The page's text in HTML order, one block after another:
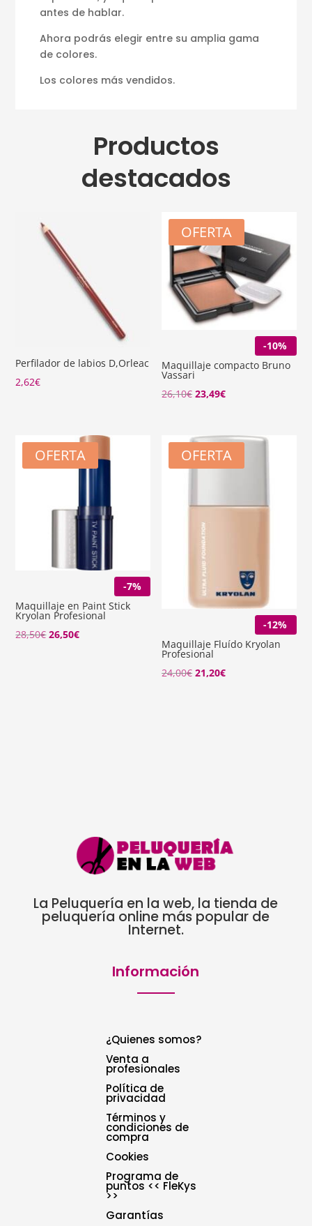
antes de hablar.
Ahora podrás elegir entre su amplia gama
de colores.
Los colores más vendidos.
Productos
destacados
Perfilador de labios D,Orleac
2,62€
OFERTA
-10%
Maquillaje compacto Bruno
Vassari
26,10€ El
era:
26,10€.
23,49€El
es:
23,49€.
OFERTA
-7%
Maquillaje en Paint Stick
Kryolan Profesional
28,50€El
26,50€El
OFERTA
-12%
Maquillaje Fluído Kryolan
Profesional
24,00€ El
21,20€El
La Peluquería en la web, la tienda de
peluquería online más popular de
Internet.
Información
¿Quienes somos?
Venta a
profesionales
Política de
privacidad
Términos y
condiciones de
compra
Cookies
Programa de
puntos << FleKys
>>
Garantías